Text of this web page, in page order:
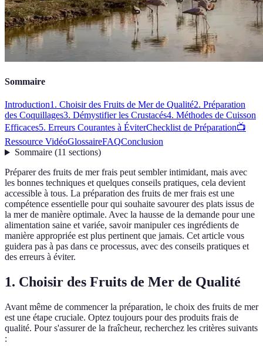
Sommaire
Introduction1. Choisir des Fruits de Mer de Qualité2. Préparation
des Coquillages3. Démystifier les Crustacés4. Méthodes de Cuisson
Efficaces5. Erreurs Courantes à ÉviterChecklist de Préparation📺
Ressource VidéoGlossaireFAQConclusion
Sommaire(11 sections)
Préparer des fruits de mer frais peut sembler intimidant, mais avec
les bonnes techniques et quelques conseils pratiques, cela devient
accessible à tous. La préparation des fruits de mer frais est une
compétence essentielle pour qui souhaite savourer des plats issus de
la mer de manière optimale. Avec la hausse de la demande pour une
alimentation saine et variée, savoir manipuler ces ingrédients de
manière appropriée est plus pertinent que jamais. Cet article vous
guidera pas à pas dans ce processus, avec des conseils pratiques et
des erreurs à éviter.
1. Choisir des Fruits de Mer de Qualité
Avant même de commencer la préparation, le choix des fruits de mer
est une étape cruciale. Optez toujours pour des produits frais de
qualité. Pour s'assurer de la fraîcheur, recherchez les critères suivants
: